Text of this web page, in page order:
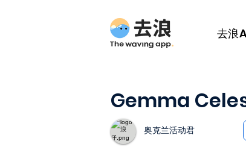
去浪
Gemma
奥克兰活动君